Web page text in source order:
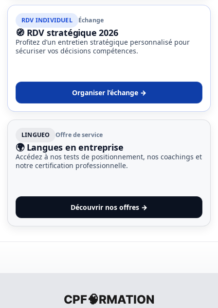
RDV INDIVIDUEL Échange
🧭 RDV stratégique 2026
Profitez d’un entretien stratégique personnalisé pour
sécuriser vos décisions compétences.
Organiser l’échange →
LINGUEO Offre de service
🌍 Langues en entreprise
Accédez à nos tests de positionnement, nos coachings et
notre certification professionnelle.
Découvrir nos offres →
CPF🧠RMATION